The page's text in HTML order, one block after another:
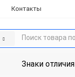
Контакты
Знаки отличия